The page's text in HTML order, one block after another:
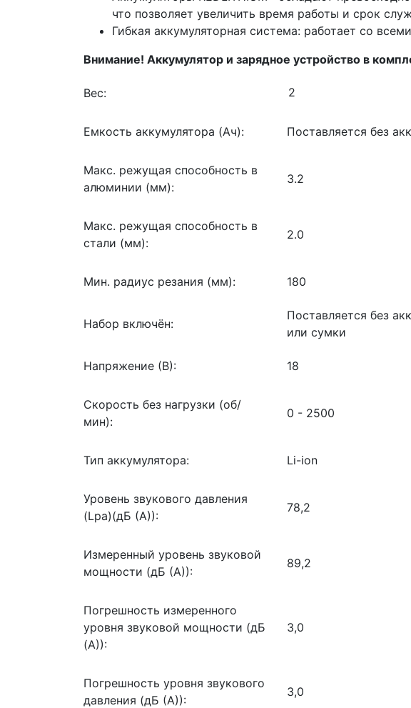
что позволяет увеличить время работы и срок
Гибкая аккумуляторная система: работает со
Внимание! Аккумулятор и зарядное устройство в
Вес:
Емкость аккумулятора (Ач): Поставляется без
Макс. режущая способность в
алюминии (мм):
3.2
Макс. режущая способность в
стали (мм):
2.0
Мин. радиус резания (мм): 180
Набор включён:
Поставляется без
или сумки
Напряжение (В): 18
Скорость без нагрузки (об/
мин):
0 - 2500
Тип аккумулятора: Li-ion
Уровень звукового давления
(Lpa)(дБ (А)):
78,2
Измеренный уровень звуковой
мощности (дБ (А)):
89,2
Погрешность измеренного
уровня звуковой мощности (дБ
(А)):
3,0
Погрешность уровня звукового
давления (дБ (А)):
3,0